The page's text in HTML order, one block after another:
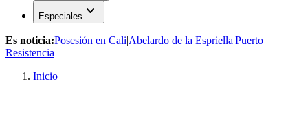
Especiales expand_more
Es noticia:Posesión en Cali|Abelardo de la Espriella|Puerto
Resistencia
Inicio